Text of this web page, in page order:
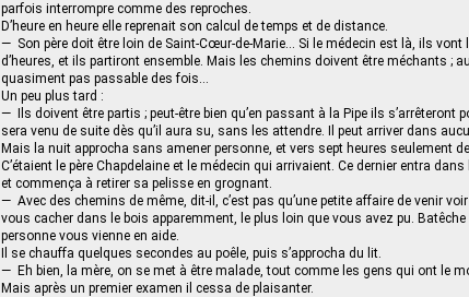
parfois interrompre comme des reproches.
D’heure en heure elle reprenait son calcul de temps et de distance.
— Son père doit être loin de Saint-Cœur-de-Marie… Si le médecin est là, ils vont
d’heures, et ils partiront ensemble. Mais les chemins doivent être méchants ;
quasiment pas passable des fois…
Un peu plus tard :
— Ils doivent être partis ; peut-être bien qu’en passant à la Pipe ils s’arrêteront
sera venu de suite dès qu’il aura su, sans les attendre. Il peut arriver dans
Mais la nuit approcha sans amener personne, et vers sept heures seulement
C’étaient le père Chapdelaine et le médecin qui arrivaient. Ce dernier entra
et commença à retirer sa pelisse en grognant.
— Avec des chemins de même, dit-il, c’est pas qu’une petite affaire de venir
vous cacher dans le bois apparemment, le plus loin que vous avez pu.
personne vous vienne en aide.
Il se chauffa quelques secondes au poêle, puis s’approcha du lit.
— Eh bien, la mère, on se met à être malade, tout comme les gens qui ont le
Mais après un premier examen il cessa de plaisanter.